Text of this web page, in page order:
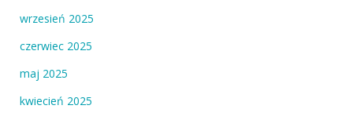
wrzesień 2025
czerwiec 2025
maj 2025
kwiecień 2025